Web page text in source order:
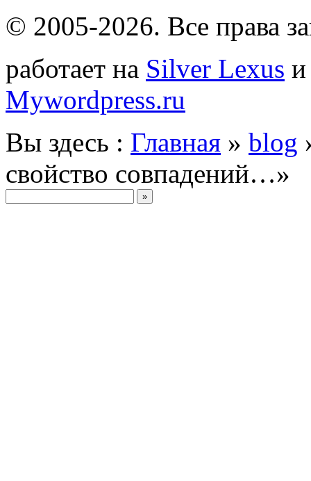
© 2005-2026. Все права
работает на Silver Lexus
Mywordpress.ru
Вы здесь : Главная » blog
свойство совпадений…»